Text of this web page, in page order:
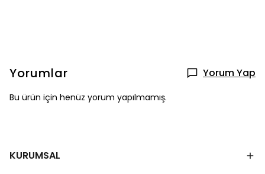
Yorumlar Yorum Yap
Bu ürün için henüz yorum yapılmamış.
KURUMSAL